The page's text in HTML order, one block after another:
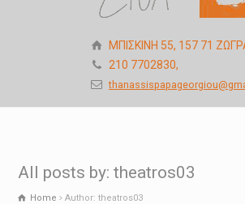
ΜΠΙΣΚΙΝΗ 55, 157 71
210 7702830,
All posts by: theatros03
Home Author: theatros03